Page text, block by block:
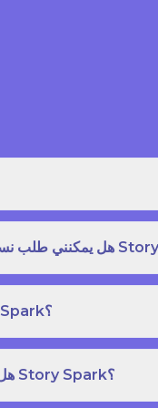
من ينشئ كتب قصص في مكتبة مجتمع Story Spark؟
هل يمكنني إنشاء ونشر كتاب قصص خاص بي على Story Spark؟